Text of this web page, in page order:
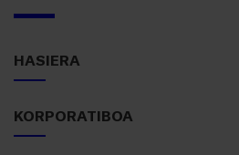
HASIERA
KORPORATIBOA